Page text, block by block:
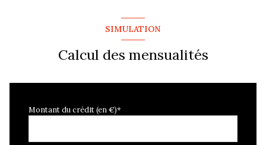
SIMULATION
Calcul des mensualités
Montant du crédit (en €)*